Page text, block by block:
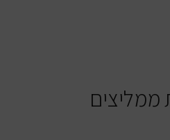
ממליצים